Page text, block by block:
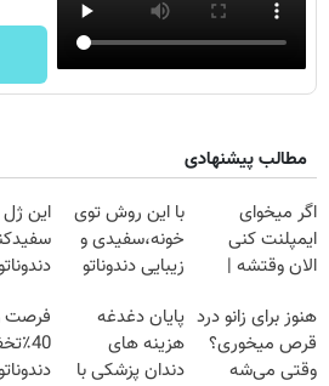
مطالب پیشنهادی
اگر میخوای
ایمپلنت کنی
الان وقتشه |
میلیون تومان!!!
با این روش توی
خونه،سفیدی و
زیبایی دندوناتو
(40%off)
این ژل
میکنه
(40%تخفیف)
هنوز برای زانو درد
قرص میخوری؟
وقتی می‌شه
پایان دغدغه
هزینه های
دندان پزشکی با
فرصت